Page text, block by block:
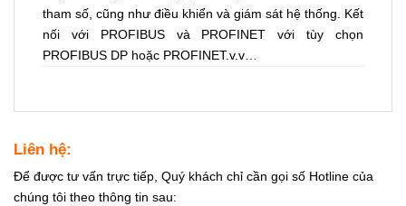
tham số, cũng như điều khiển và giám sát hệ thống. Kết
nối với PROFIBUS và PROFINET với tùy chọn
PROFIBUS DP hoặc PROFINET.v.v…
Liên hệ:
Để được tư vấn trực tiếp, Quý khách chỉ cần gọi số Hotline của
chúng tôi theo thông tin sau: